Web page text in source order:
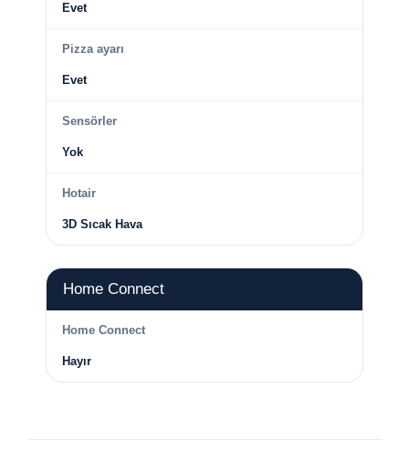
Evet
Pizza ayarı
Evet
Sensörler
Yok
Hotair
3D Sıcak Hava
Home Connect
Home Connect
Hayır